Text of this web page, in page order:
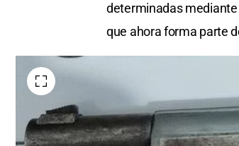
determinadas
que ahora forma parte